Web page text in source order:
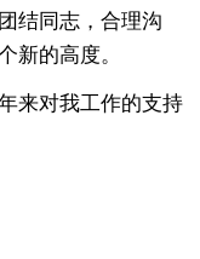
结同志，合理沟
新的高度。
来对我工作的支持